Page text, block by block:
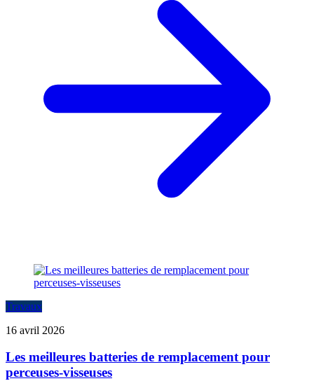
Travaux
16 avril 2026
Les meilleures batteries de remplacement pour
perceuses-visseuses